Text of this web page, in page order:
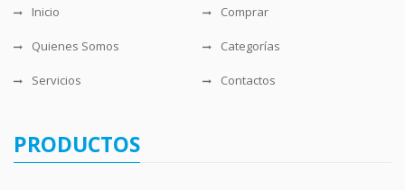
Inicio Comprar
Quienes Somos Categorías
Servicios Contactos
PRODUCTOS